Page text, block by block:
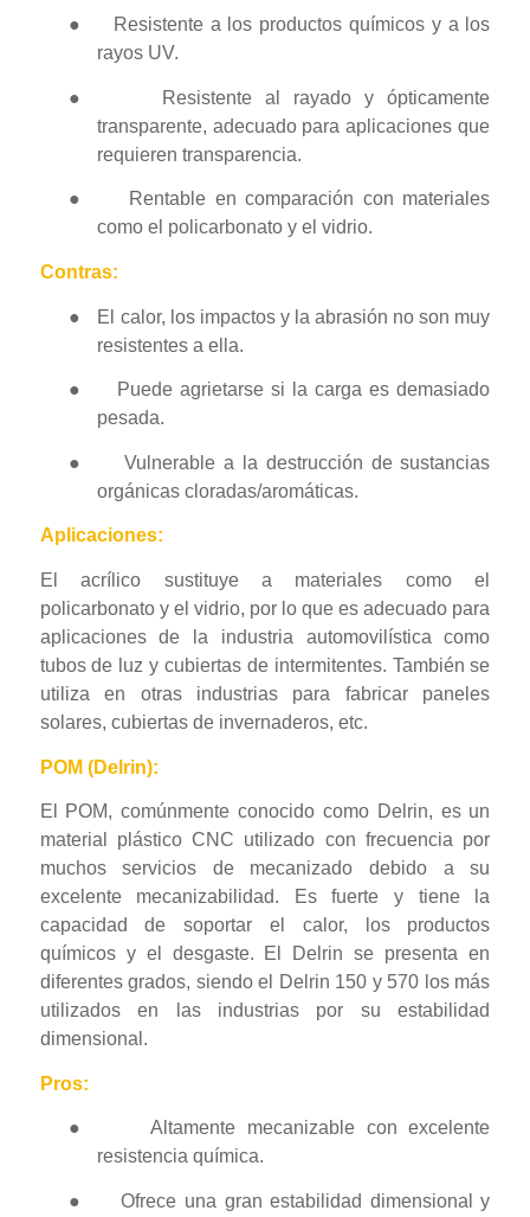
●
Resistente a los productos químicos y a los
rayos UV.
●
Resistente al rayado y ópticamente
transparente, adecuado para aplicaciones que
requieren transparencia.
●
Rentable en comparación con materiales
como el policarbonato y el vidrio.
Contras:
●
El calor, los impactos y la abrasión no son muy
resistentes a ella.
●
Puede agrietarse si la carga es demasiado
pesada.
●
Vulnerable a la destrucción de sustancias
orgánicas cloradas/aromáticas.
Aplicaciones:
El acrílico sustituye a materiales como el
policarbonato y el vidrio, por lo que es adecuado para
aplicaciones de la industria automovilística como
tubos de luz y cubiertas de intermitentes. También se
utiliza en otras industrias para fabricar paneles
solares, cubiertas de invernaderos, etc.
POM (Delrin):
El POM, comúnmente conocido como Delrin, es un
material plástico CNC utilizado con frecuencia por
muchos servicios de mecanizado debido a su
excelente mecanizabilidad. Es fuerte y tiene la
capacidad de soportar el calor, los productos
químicos y el desgaste. El Delrin se presenta en
diferentes grados, siendo el Delrin 150 y 570 los más
utilizados en las industrias por su estabilidad
dimensional.
Pros:
●
Altamente mecanizable con excelente
resistencia química.
●
Ofrece una gran estabilidad dimensional y